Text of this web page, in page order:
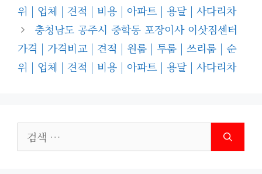
위 | 업체 | 견적 | 비용 | 아파트 | 용달 | 사다리차
충청남도 공주시 중학동 포장이사 이삿짐센터
가격 | 가격비교 | 견적 | 원룸 | 투룸 | 쓰리룸 | 순
위 | 업체 | 견적 | 비용 | 아파트 | 용달 | 사다리차
색: